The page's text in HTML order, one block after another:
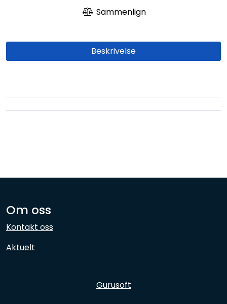
Sammenlign
Beskrivelse
Om oss
Kontakt oss
Aktuelt
Gurusoft
Skjermer
Ansatte